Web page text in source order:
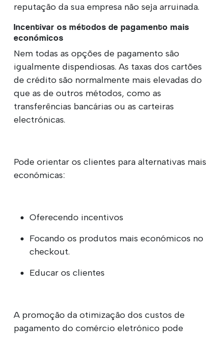
reputação da sua empresa não seja arruinada.
Incentivar os métodos de pagamento mais
económicos
Nem todas as opções de pagamento são
igualmente dispendiosas. As taxas dos cartões
de crédito são normalmente mais elevadas do
que as de outros métodos, como as
transferências bancárias ou as carteiras
electrónicas.
Pode orientar os clientes para alternativas mais
económicas:
Oferecendo incentivos
Focando os produtos mais económicos no
checkout.
Educar os clientes
A promoção da otimização dos custos de
pagamento do comércio eletrónico pode